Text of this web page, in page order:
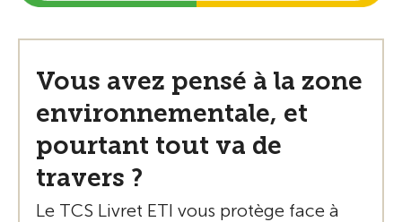
Vous avez pensé à la zone
environnementale, et
pourtant tout va de
travers ?
Le TCS Livret ETI vous protège face à